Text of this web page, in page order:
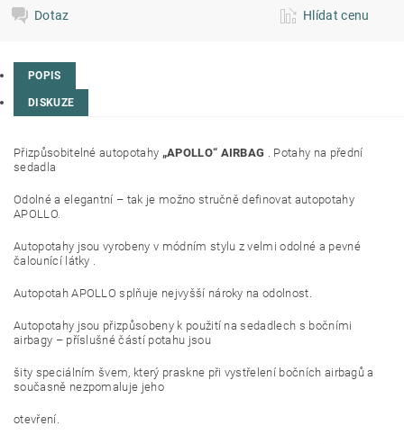
Dotaz Hlídat cenu
POPIS
DISKUZE
Přizpůsobitelné autopotahy „APOLLO“ AIRBAG . Potahy na přední
sedadla
Odolné a elegantní – tak je možno stručně definovat autopotahy
APOLLO.
Autopotahy jsou vyrobeny v módním stylu z velmi odolné a pevné
čalounící látky .
Autopotah APOLLO splňuje nejvyšší nároky na odolnost.
Autopotahy jsou přizpůsobeny k použití na sedadlech s bočními
airbagy – příslušné částí potahu jsou
šity speciálním švem, který praskne při vystřelení bočních airbagů a
současně nezpomaluje jeho
otevření.